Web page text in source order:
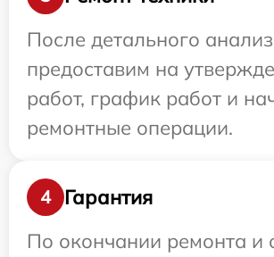
После детального
предоставим на
работ, график работ и
ремонтные операции.
4
Гарантия
По окончании ремонта и